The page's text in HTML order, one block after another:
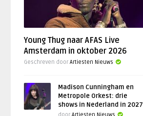
Young Thug naar AFAS Live
Amsterdam in oktober 2026
Geschreven doorArtiesten Nieuws
Madison Cunningham en
Metropole Orkest: drie
shows in Nederland in 2027